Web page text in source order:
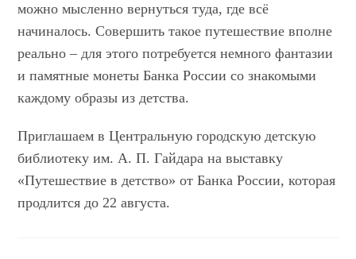
можно мысленно вернуться туда, где всё
начиналось. Совершить такое путешествие вполне
реально – для этого потребуется немного фантазии
и памятные монеты Банка России со знакомыми
каждому образы из детства.
Приглашаем в Центральную городскую детскую
библиотеку им. А. П. Гайдара на выставку
«Путешествие в детство» от Банка России, которая
продлится до 22 августа.